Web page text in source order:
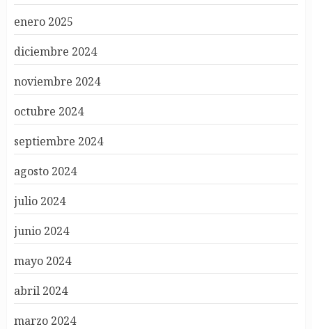
enero 2025
diciembre 2024
noviembre 2024
octubre 2024
septiembre 2024
agosto 2024
julio 2024
junio 2024
mayo 2024
abril 2024
marzo 2024